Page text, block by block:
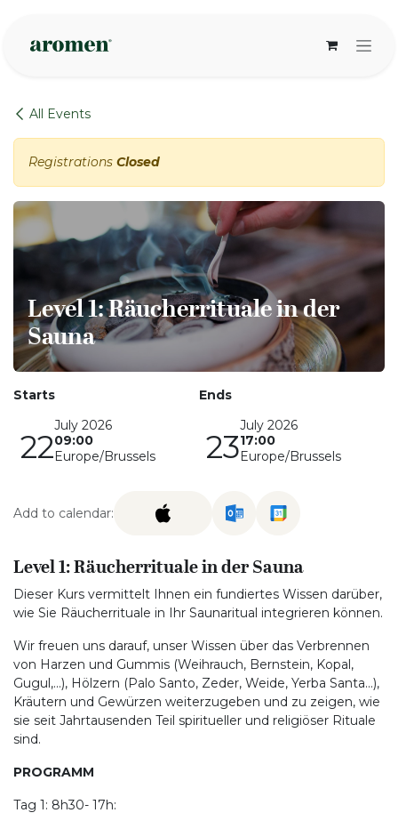
All Events
Registrations Closed
Level 1: Räucherrituale in der
Sauna
Starts
22
July 2026
09:00
Europe/Brussels
Ends
23
July 2026
17:00
Europe/Brussels
Add to calendar:
Level 1: Räucherrituale in der Sauna
Dieser Kurs vermittelt Ihnen ein fundiertes Wissen darüber,
wie Sie Räucherrituale in Ihr Saunaritual integrieren können.
Wir freuen uns darauf, unser Wissen über das Verbrennen
von Harzen und Gummis (Weihrauch, Bernstein, Kopal,
Gugul,...), Hölzern (Palo Santo, Zeder, Weide, Yerba Santa...),
Kräutern und Gewürzen weiterzugeben und zu zeigen, wie
sie seit Jahrtausenden Teil spiritueller und religiöser Rituale
sind.
PROGRAMM
Tag 1: 8h30- 17h: